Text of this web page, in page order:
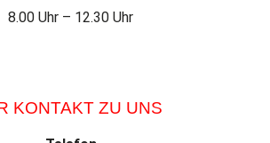
8.00 Uhr – 12.30 Uhr
KONTAKT ZU UNS